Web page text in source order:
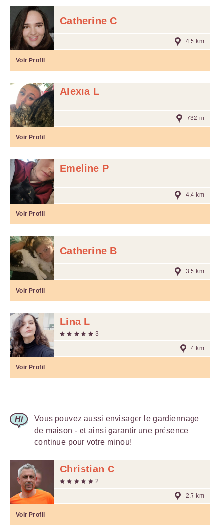
Catherine C
4.5 km
Voir Profil
Alexia L
732 m
Voir Profil
Emeline P
4.4 km
Voir Profil
Catherine B
3.5 km
Voir Profil
Lina L
3
4 km
Voir Profil
Vous pouvez aussi envisager le gardiennage
de maison - et ainsi garantir une présence
continue pour votre minou!
Christian C
2
2.7 km
Voir Profil